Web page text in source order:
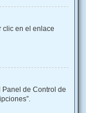
clic en el enlace
de Control de